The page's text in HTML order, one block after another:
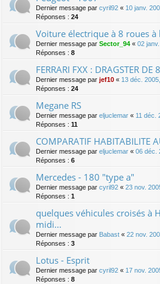
Dernier message par cyril92 « 10 janv.
Réponses : 24
Voiture électrique à 8 roues
Dernier message par Sector_94 « 02
Réponses : 8
FERRARI FXX : DRAGSTER DE
Dernier message par jef10 « 13 déc.
Réponses : 24
Megane RS
Dernier message par eljuclemar « 11 déc.
Réponses : 11
COMPARATIF HABITABILITE
Dernier message par eljuclemar « 06 déc.
Réponses : 6
Mercedes - 180 "type a"
Dernier message par cyril92 « 23 nov.
Réponses : 1
quelques véhicules croisés à
midi...
Dernier message par Babast « 22 nov.
Réponses : 3
Lotus - Esprit
Dernier message par cyril92 « 17 nov.
Réponses : 8